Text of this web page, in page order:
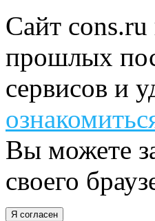
Сайт
прошлых
сервисов и
Вы можете
своего
Я согласен